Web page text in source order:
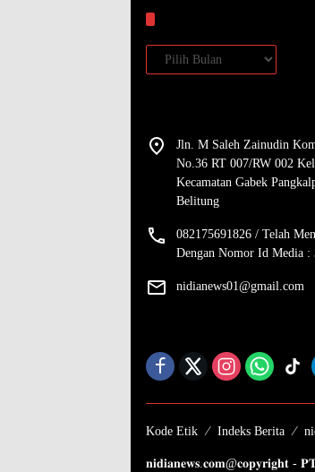
Arsip
Jln. M Saleh Zainudin
No.36 RT 007/RW 002
Kecamatan Gabek
Belitung
082175691826 / Telah
Dengan Nomor Id Media :
nidianews01@gmail.com
Kode Etik Indeks Berita